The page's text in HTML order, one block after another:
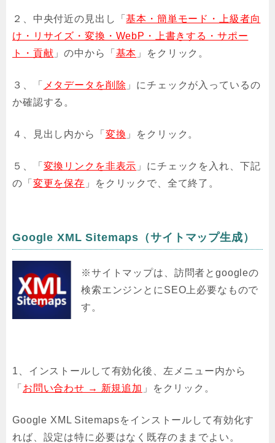
２、中央付近の見出し「基本・簡単モード・上級者向
け・リサイズ・変換・WebP・上書きする・サポー
ト・貢献 」の中から「 基本 」をクリック。
３、「 メタデータを削除 」にチェックが入っているの
か確認する。
４、見出し内から「 変換 」をクリック。
５、「 変換リンクを非表示 」にチェックを入れ、下記
の「 変更を保存 」をクリックで、全て終了。
Google XML Sitemaps（サイトマップ生成）
※サイトマップは、訪問者とgoogleの
検索エンジンとにSEO上必要なもので
す。
1、インストールして有効化後、左メニュー内から
「 お問い合わせ → 新規追加 」をクリック。
Google XML Sitemapsをインストールして有効化す
れば、設定は特に必要はなく既存のままでよい。